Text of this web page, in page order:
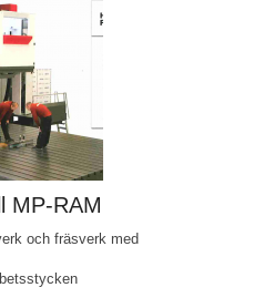
MP-RAM
och fräsverk med